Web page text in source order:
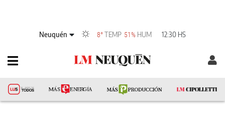
Neuquén 8°TEMP 51% HUM 12:30 HS